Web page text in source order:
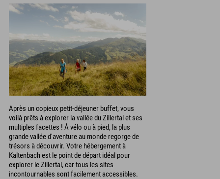
Après un copieux petit-déjeuner buffet, vous
voilà prêts à explorer la vallée du Zillertal et ses
multiples facettes ! À vélo ou à pied, la plus
grande vallée d'aventure au monde regorge de
trésors à découvrir. Votre hébergement à
Kaltenbach est le point de départ idéal pour
explorer le Zillertal, car tous les sites
incontournables sont facilement accessibles.